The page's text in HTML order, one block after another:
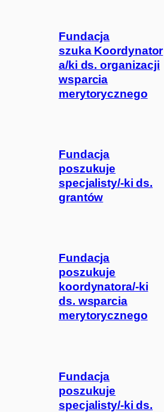
Fundacja
szuka Koordynator
a/ki ds. organizacji
wsparcia
merytorycznego
Fundacja
poszukuje
specjalisty/-ki ds.
grantów
Fundacja
poszukuje
koordynatora/-ki
ds. wsparcia
merytorycznego
Fundacja
poszukuje
specjalisty/-ki ds.